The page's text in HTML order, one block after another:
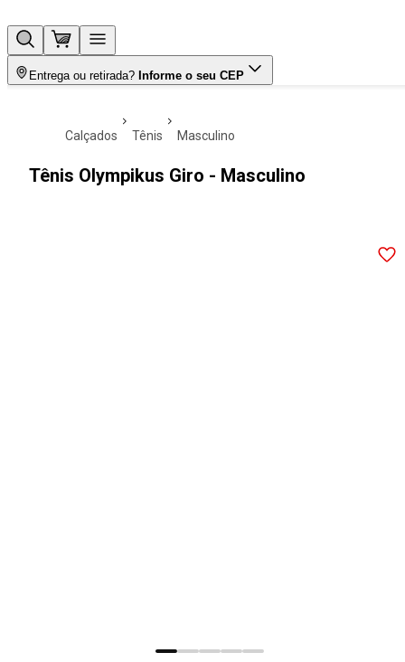
Entrega ou retirada? Informe o seu CEP
calçados tênis masculino
Tênis Olympikus Giro - Masculino